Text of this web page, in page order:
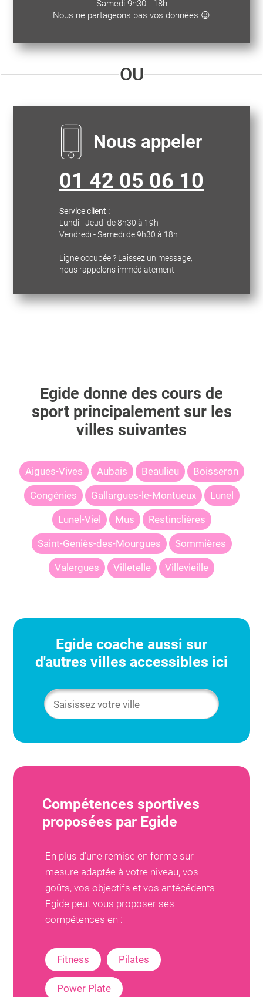
Samedi 9h30 - 18h
Nous ne partageons pas vos données 😉
OU
Nous appeler
01 42 05 06 10
Service client :
Lundi - Jeudi de 8h30 à 19h
Vendredi - Samedi de 9h30 à 18h
Ligne occupée ? Laissez un message,
nous rappelons immédiatement
Egide donne des cours de
sport principalement sur les
villes suivantes
Aigues-Vives Aubais Beaulieu Boisseron
Congénies Gallargues-le-Montueux Lunel
Lunel-Viel Mus Restinclières
Saint-Geniès-des-Mourgues Sommières
Valergues Villetelle Villevieille
Egide coache aussi sur
d'autres villes accessibles ici
Compétences sportives
proposées par Egide
En plus d'une remise en forme sur
mesure adaptée à votre niveau, vos
goûts, vos objectifs et vos antécédents
Egide peut vous proposer ses
compétences en :
Fitness Pilates
Power Plate